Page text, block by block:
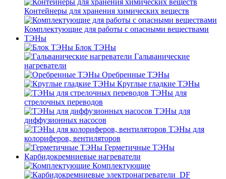
Контейнеры для хранения химических веществ
Комплектующие для работы с опасными веществами
ТЭНы
Блок ТЭНы
Гальванические
нагреватели
Оребренные ТЭНы
Круглые гладкие ТЭНы
ТЭНы для
стрелочных переводов
ТЭНы для
диффузионных насосов
ТЭНы для
колориферов, вентиляторов
Герметичные ТЭНы
Карбидокремниевые нагреватели
Комплектующие